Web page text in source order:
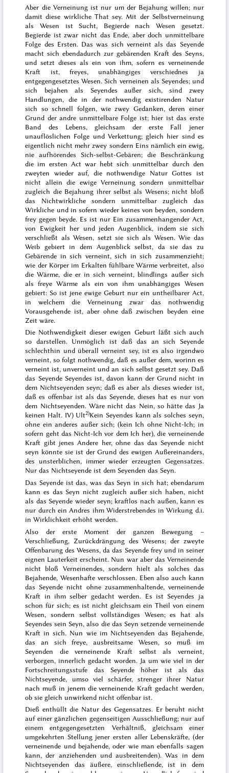
Aber die Verneinung ist nur um der Bejahung willen; nur
damit diese wirkliche That sey. Mit der Selbstverneinung
als Wesen ist Sucht, Begierde nach Wesen gesetzt.
Begierde ist zwar nicht das Ende, aber doch unmittelbare
Folge des Ersten. Das was sich verneint als das Seyende
macht sich ebendadurch zur gebärenden Kraft des Seyns,
und setzt dieses als ein von ihm, sofern es verneinende
Kraft ist, freyes, unabhängiges verschiednes ja
entgegengesetztes Wesen. Sich verneinen als Seyendes; und
sich bejahen als Seyendes außer sich, sind zwey
Handlungen, die in der nothwendig existirenden Natur
sich so schnell folgen, wie zwey Gedanken, deren einer
Grund der andre unmittelbare Folge ist; hier ist das erste
Band des Lebens, gleichsam der erste Fall jener
unauflöslichen Folge und Verkettung; gleich hier sind es
eigentlich nicht mehr zwey sondern Eins nämlich ein ewig,
nie aufhörendes Sich-selbst-Gebären; die Beschränkung
die im ersten Act war hebt sich unmittelbar durch den
zweyten wieder auf, die nothwendige Natur Gottes ist
nicht allein die ewige Verneinung sondern unmittelbar
zugleich die Bejahung ihrer selbst als Wesens; nicht bloß
das Nichtwirkliche sondern unmittelbar zugleich das
Wirkliche und in sofern wieder keines von beyden, sondern
frey gegen beyde. Es ist nur Ein zusammenhangender Act,
von Ewigkeit her und jeden Augenblick, indem sie sich
verschließt als Wesen, setzt sie sich als Wesen. Wie das
Weib gebiert in dem Augenblick selbst, da sie das zu
Gebärende in sich verneint, sich in sich zusammenzieht;
wie der Körper im Erkalten fühlbare Wärme verbreitet, also
die Wärme, die er in sich verneint, blindlings außer sich
als freye Wärme als ein von ihm unabhängiges Wesen
gebiert: So ist jene ewige Geburt nur ein untheilbarer Act,
in welchem die Verneinung zwar das nothwendig
Vorausgehende ist, aber ohne daß zwischen beyden eine
Zeit wäre.
Die Nothwendigkeit dieser ewigen Geburt läßt sich auch
so darstellen. Unmöglich ist daß das an sich Seyende
schlechthin und überall verneint sey, ist es also irgendwo
verneint, so folgt nothwendig, daß es außer dem, worinn es
verneint ist, unverneint und an sich selbst gesetzt sey. Daß
das Seyende Seyendes ist, davon kann der Grund nicht in
dem Nichtseyenden seyn; daß es aber als dieses wieder ist,
daß es offenbar ist als das Seyende, dieses hat es nur von
dem Nichtseyenden. Wäre nicht das Nein, so hätte das Ja
keinen Halt. IV) Ult2)Kein Seyendes kannals solches seyn,
ohne ein anderes außer sich; (kein Ich ohne Nicht-Ich; in
sofern geht das Nicht-Ich vor dem Ich her), die verneinende
Kraft gibt jenes Andere her, ohne das das Seyende nicht
seyn könnte sie ist der Grund des ewigen Außereinanders,
des unsterblichen, immer wieder erzeugten Gegensatzes.
Nur das Nichtseyende ist dem Seyenden das Seyn.
Das Seyende ist das, was das Seyn in sich hat; ebendarum
kann es das Seyn nicht zugleich außer sich haben, nicht
als das Seyende wieder seyn; kraftlos nach außen, kann es
nur durch ein Andres ihm Widerstrebendes in Wirkung d.i.
in Wirklichkeit erhöht werden.
Also der erste Moment der ganzen Bewegung –
Verschließung, Zurückdrängung des Wesens; der zweyte
Offenbarung des Wesens, da das Seyende frey und in seiner
eignen Lauterkeit erscheint. Nun war aber das Verneinende
nicht bloß Verneinendes, sondern hielt als solches das
Bejahende, Wesenhafte verschlossen. Eben also auch kann
das Seyende nicht ohne zusammenhaltende, verneinende
Kraft in ihm selber gedacht werden. Es ist Seyendes ja
schon für sich; es ist nicht gleichsam ein Theil von einem
Wesen, sondern selbst vollständiges Wesen; es hat als
Seyendes sein Seyn, also die das Seyn setzende verneinende
Kraft in sich. Nun wie im Nichtseyenden das Bejahende,
das an sich freye, ausbreitsame Wesen, so muß im
Seyenden die verneinende Kraft selbst als verneint,
verborgen, innerlich gedacht worden. Ja um wie viel in der
Fortschreitungsstufe das Seyende höher ist als das
Nichtseyende, umso viel schärfer, strenger ihrer Natur
nach muß in jenem die verneinende Kraft gedacht werden,
ob sie gleich unwirkend nicht offenbar ist.
Dieß enthüllt die Natur des Gegensatzes. Er beruht nicht
auf einer gänzlichen gegenseitigen Ausschließung; nur auf
einem entgegengesetzten Verhältniß, gleichsam einer
umgekehrten Stellung jener ersten aller Lebenskräfte, (der
verneinende und bejahende, oder wie man ebenfalls sagen
kann, der anziehenden und ausbreitenden). Was in dem
Nichtseyenden das äußere, einschließende, ist in dem